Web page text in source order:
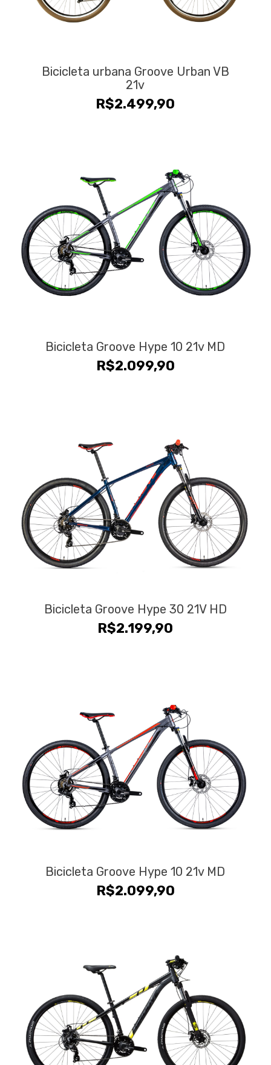
Bicicleta urbana Groove Urban VB
21v
R$2.499,90
Bicicleta Groove Hype 10 21v MD
R$2.099,90
Bicicleta Groove Hype 30 21V HD
R$2.199,90
Bicicleta Groove Hype 10 21v MD
R$2.099,90